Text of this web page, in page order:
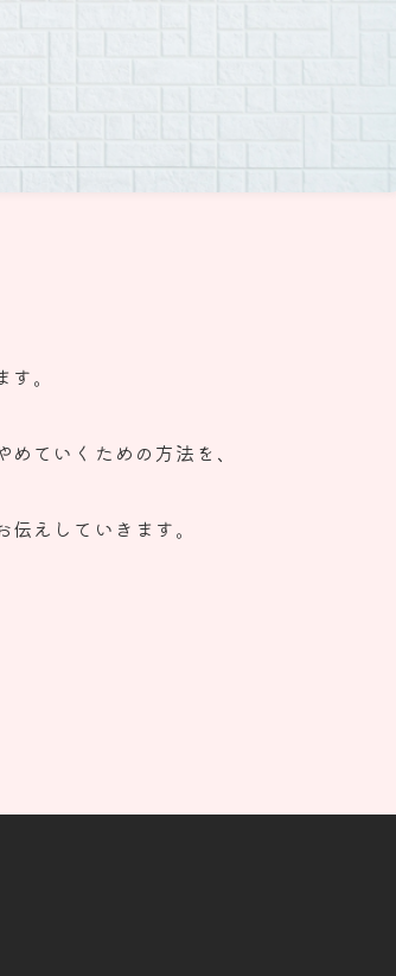
。
ていくための方法を、
伝えしていきます。